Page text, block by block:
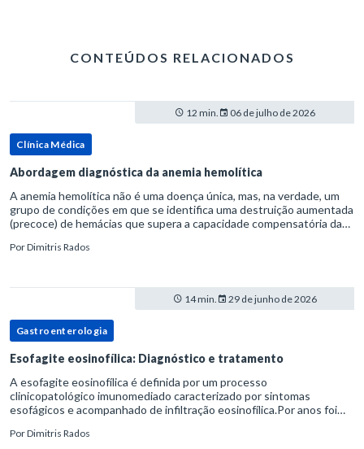
CONTEÚDOS RELACIONADOS
12 min. 06 de julho de 2026
Clínica Médica
Abordagem diagnóstica da anemia hemolítica
A anemia hemolítica não é uma doença única, mas, na verdade, um
grupo de condições em que se identifica uma destruição aumentada
(precoce) de hemácias que supera a capacidade compensatória da
PorDimitris Rados
14 min. 29 de junho de 2026
Gastroenterologia
Esofagite eosinofílica: Diagnóstico e tratamento
A esofagite eosinofílica é definida por um processo
clinicopatológico imunomediado caracterizado por sintomas
esofágicos e acompanhado de infiltração eosinofílica.Por anos foi
refluxo gastr
PorDimitris Rados